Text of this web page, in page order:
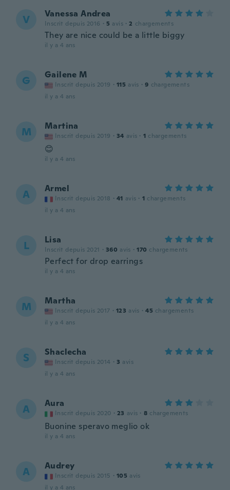
V Vanessa Andrea
Inscrit depuis 2016 · 5 avis · 2 chargements
They are nice could be a little biggy
il y a 4 ans
G Gailene M
Inscrit depuis 2019 · 115 avis · 9 chargements
il y a 4 ans
M Martina
Inscrit depuis 2019 · 34 avis · 1 chargements
😊
il y a 4 ans
A Armel
Inscrit depuis 2018 · 41 avis · 1 chargements
il y a 4 ans
L Lisa
Inscrit depuis 2021 · 360 avis · 170 chargements
Perfect for drop earrings
il y a 4 ans
M Martha
Inscrit depuis 2017 · 123 avis · 45 chargements
il y a 4 ans
S Shaclecha
Inscrit depuis 2014 · 3 avis
il y a 4 ans
A Aura
Inscrit depuis 2020 · 23 avis · 8 chargements
Buonine speravo meglio ok
il y a 4 ans
A Audrey
Inscrit depuis 2015 · 105 avis
il y a 4 ans